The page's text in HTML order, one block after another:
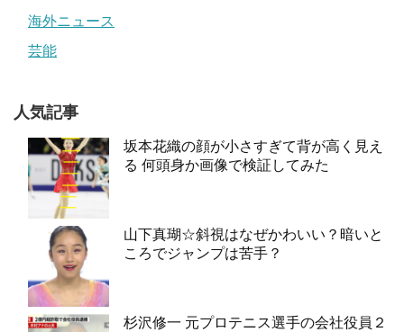
海外ニュース
芸能
人気記事
坂本花織の顔が小さすぎて背が高く見え
る 何頭身か画像で検証してみた
山下真瑚☆斜視はなぜかわいい？暗いと
ころでジャンプは苦手？
杉沢修一 元プロテニス選手の会社役員２